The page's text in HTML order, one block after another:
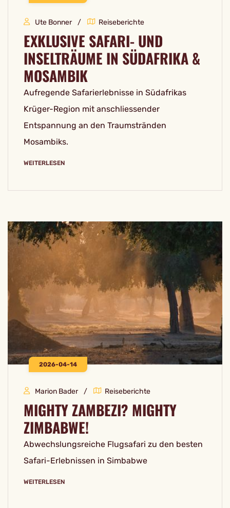
Ute Bonner Reiseberichte
EXKLUSIVE SAFARI- UND
INSELTRÄUME IN SÜDAFRIKA &
MOSAMBIK
Aufregende Safarierlebnisse in Südafrikas
Krüger-Region mit anschliessender
Entspannung an den Traumstränden
Mosambiks.
WEITERLESEN
2026-04-14
Marion Bader Reiseberichte
MIGHTY ZAMBEZI? MIGHTY
ZIMBABWE!
Abwechslungsreiche Flugsafari zu den besten
Safari-Erlebnissen in Simbabwe
WEITERLESEN